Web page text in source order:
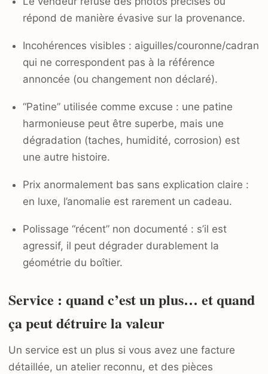
répond de manière évasive sur la provenance.
Incohérences visibles : aiguilles/couronne/cadran
qui ne correspondent pas à la référence
annoncée (ou changement non déclaré).
“Patine” utilisée comme excuse : une patine
harmonieuse peut être superbe, mais une
dégradation (taches, humidité, corrosion) est
une autre histoire.
Prix anormalement bas sans explication claire :
en luxe, l’anomalie est rarement un cadeau.
Polissage “récent” non documenté : s’il est
agressif, il peut dégrader durablement la
géométrie du boîtier.
Service : quand c’est un plus… et quand
ça peut détruire la valeur
Un service est un plus si vous avez une facture
détaillée, un atelier reconnu, et des pièces